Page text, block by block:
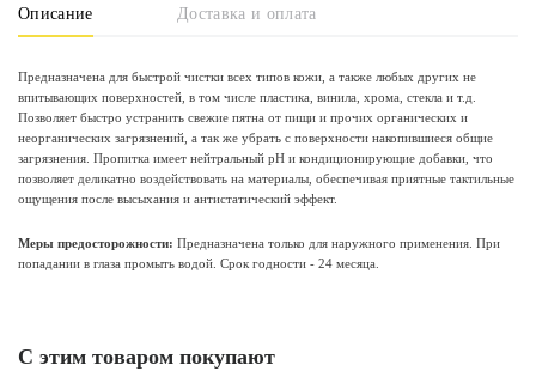
Описание Доставка и оплата
Предназначена для быстрой чистки всех типов кожи, а также любых других не
впитывающих поверхностей, в том числе пластика, винила, хрома, стекла и т.д.
Позволяет быстро устранить свежие пятна от пищи и прочих органических и
неорганических загрязнений, а так же убрать с поверхности накопившиеся общие
загрязнения. Пропитка имеет нейтральный pH и кондиционирующие добавки, что
позволяет деликатно воздействовать на материалы, обеспечивая приятные тактильные
ощущения после высыхания и антистатический эффект.
Меры предосторожности: Предназначена только для наружного применения. При
попадании в глаза промыть водой. Срок годности - 24 месяца.
С этим товаром покупают